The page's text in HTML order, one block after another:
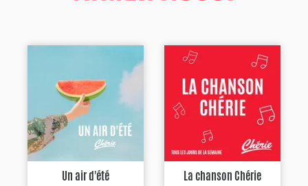
Un air d'été La chanson Chérie